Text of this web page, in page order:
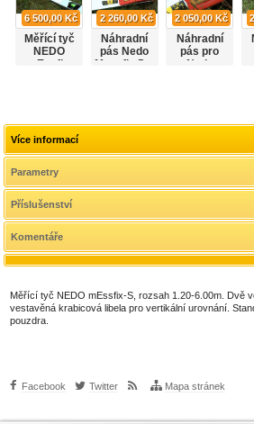
6 500,00 Kč
Měřící tyč
NEDO
mEssfix,
2 260,00 Kč
Náhradní
pás Nedo
Messfix 5m
2 050,00 Kč
Náhradní
pás pro
Nedo
Více informací
Parametry
Příslušenství
Komentáře
Měřící tyč NEDO mEssfix-S, rozsah 1.20-6.00m. Dvě
vestavěná krabicová libela pro vertikální urovnání.
pouzdra.
Facebook Twitter Mapa stránek